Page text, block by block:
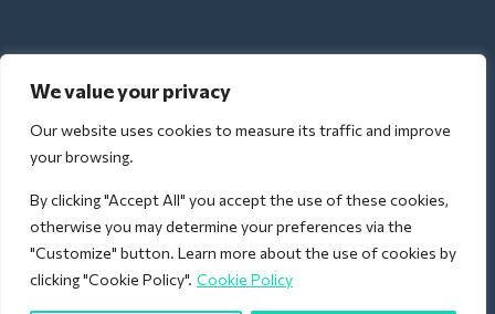
We value your privacy
Our website uses cookies to measure its traffic and improve
your browsing.
By clicking "Accept All" you accept the use of these cookies,
otherwise you may determine your preferences via the
"Customize" button. Learn more about the use of cookies by
clicking "Cookie Policy". Cookie Policy
Pour les hôtels :
support@deliverback.com
Pour l'aéroport :
airport@deliverback.com